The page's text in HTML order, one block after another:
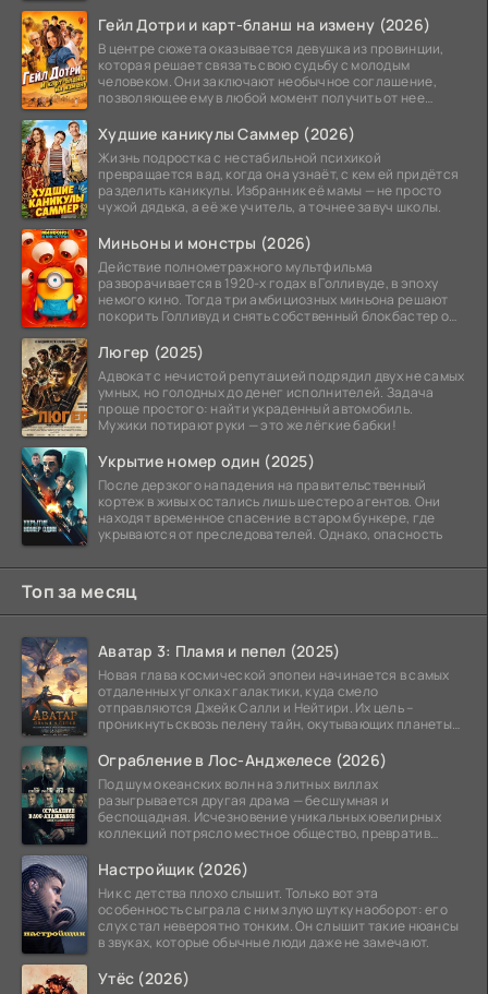
Гейл Дотри и карт-бланш на измену (2026)
В центре сюжета оказывается девушка из провинции,
которая решает связать свою судьбу с молодым
человеком. Они заключают необычное соглашение,
позволяющее ему в любой момент получить от нее
Худшие каникулы Саммер (2026)
Жизнь подростка с нестабильной психикой
превращается в ад, когда она узнаёт, с кем ей придётся
разделить каникулы. Избранник её мамы — не просто
чужой дядька, а её же учитель, а точнее завуч школы.
Миньоны и монстры (2026)
Действие полнометражного мультфильма
разворачивается в 1920-х годах в Голливуде, в эпоху
немого кино. Тогда три амбициозных миньона решают
покорить Голливуд и снять собственный блокбастер о
Люгер (2025)
Адвокат с нечистой репутацией подрядил двух не самых
умных, но голодных до денег исполнителей. Задача
проще простого: найти украденный автомобиль.
Мужики потирают руки — это же лёгкие бабки!
Укрытие номер один (2025)
После дерзкого нападения на правительственный
кортеж в живых остались лишь шестеро агентов. Они
находят временное спасение в старом бункере, где
укрываются от преследователей. Однако, опасность
Топ за месяц
Аватар 3: Пламя и пепел (2025)
Новая глава космической эпопеи начинается в самых
отдаленных уголках галактики, куда смело
отправляются Джейк Салли и Нейтири. Их цель –
проникнуть сквозь пелену тайн, окутывающих планеты
Ограбление в Лос-Анджелесе (2026)
Под шум океанских волн на элитных виллах
разыгрывается другая драма — бесшумная и
беспощадная. Исчезновение уникальных ювелирных
коллекций потрясло местное общество, превратив
Настройщик (2026)
Ник с детства плохо слышит. Только вот эта
особенность сыграла с ним злую шутку наоборот: его
слух стал невероятно тонким. Он слышит такие нюансы
в звуках, которые обычные люди даже не замечают.
Утёс (2026)